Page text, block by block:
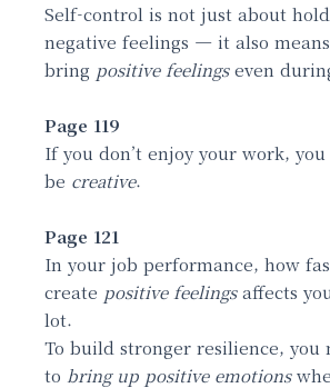
Self-control is not just about
negative feelings — it also
bring positive feelingseven
Page 119
If you don’t enjoy your work,
be creative.
Page 121
In your job performance, how
create positive feelingsaffects
lot.
To build stronger resilience, you
to bring up positive emotions